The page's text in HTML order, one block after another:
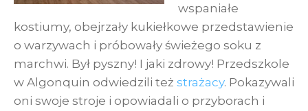
wspaniałe
kostiumy, obejrzały kukiełkowe przedstawienie
o warzywach i próbowały świeżego soku z
marchwi. Był pyszny! I jaki zdrowy! Przedszkole
w Algonquin odwiedzili też strażacy. Pokazywali
oni swoje stroje i opowiadali o przyborach i